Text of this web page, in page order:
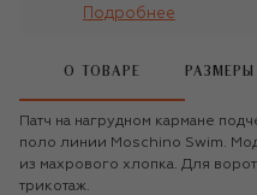
Подробнее
О ТОВАРЕ
Патч на нагрудном кармане
поло линии Moschino Swim.
из махрового хлопка. Для
трикотаж.